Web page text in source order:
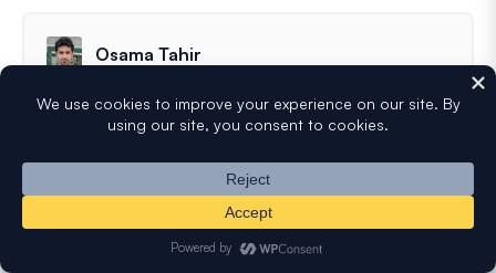
Osama Tahir
Osama è uno scrittore senior di WPForms. È
specializzato nello smontare i plugin di WordPress